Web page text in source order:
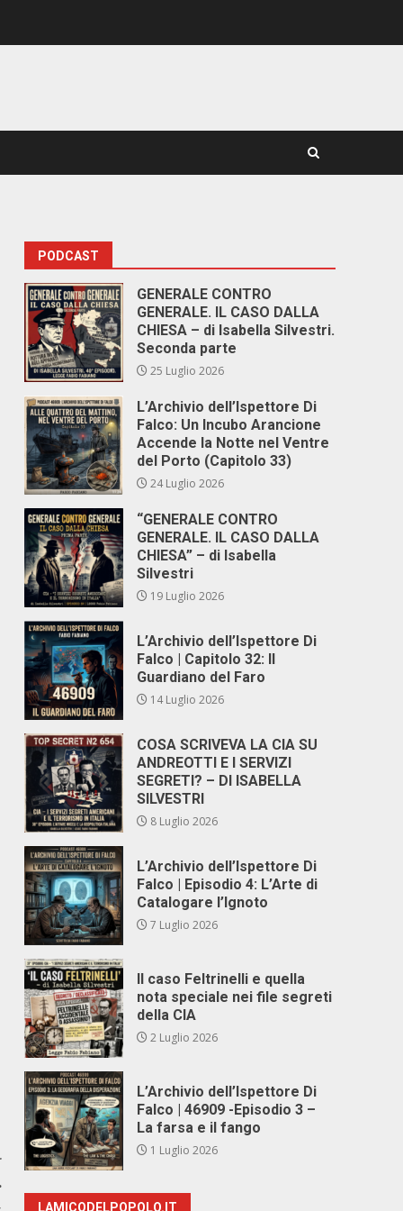
PODCAST
GENERALE CONTRO
GENERALE. IL CASO DALLA
CHIESA – di Isabella Silvestri.
Seconda parte
25 Luglio 2026
L’Archivio dell’Ispettore Di
Falco: Un Incubo Arancione
Accende la Notte nel Ventre
del Porto (Capitolo 33)
24 Luglio 2026
“GENERALE CONTRO
GENERALE. IL CASO DALLA
CHIESA” – di Isabella
Silvestri
19 Luglio 2026
L’Archivio dell’Ispettore Di
Falco | Capitolo 32: Il
Guardiano del Faro
14 Luglio 2026
COSA SCRIVEVA LA CIA SU
ANDREOTTI E I SERVIZI
SEGRETI? – DI ISABELLA
SILVESTRI
8 Luglio 2026
L’Archivio dell’Ispettore Di
Falco | Episodio 4: L’Arte di
Catalogare l’Ignoto
7 Luglio 2026
Il caso Feltrinelli e quella
nota speciale nei file segreti
della CIA
2 Luglio 2026
L’Archivio dell’Ispettore Di
Falco | 46909 -Episodio 3 –
La farsa e il fango
1 Luglio 2026
LAMICODELPOPOLO.IT